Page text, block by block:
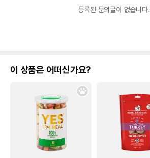
등록된 문의글이 없습니다.
이 상품은 어떠신가요?